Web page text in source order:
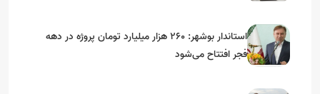
استاندار بوشهر: ۲۶۰ هزار میلیارد تومان پروژه در دهه
فجر افتتاح می‌شود